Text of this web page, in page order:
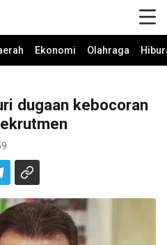
Ekonomi Olahraga
dugaan kebocoran